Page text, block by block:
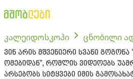
კალეიდოსკოპი ცნობილი
ვინ არის მშვენიერი სვანი
ომებიდან", რომლის ვიდეოებს
არსებობს სიტყვები იმის